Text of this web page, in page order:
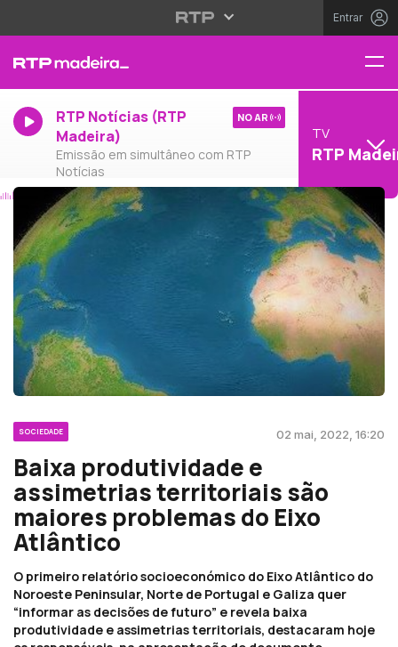
Entrar
RTP Notícias (RTP
Madeira)
Emissão em simultâneo com RTP
Notícias
NO AR
TV
RTP
SOCIEDADE 02 mai, 2022, 16:20
Baixa produtividade e
assimetrias territoriais são
maiores problemas do Eixo
Atlântico
O primeiro relatório socioeconómico do Eixo Atlântico do
Noroeste Peninsular, Norte de Portugal e Galiza quer
“informar as decisões de futuro” e revela baixa
produtividade e assimetrias territoriais, destacaram hoje